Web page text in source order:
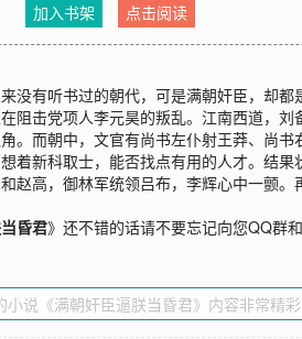
加入书架
点击阅读
没有听书过的朝代，可是满朝奸臣，却
阻击党项人李元昊的叛乱。江南西道，
。而朝中，文官有尚书左仆射王莽、尚
着新科取士，能否找点有用的人才。结
赵高，御林军统领吕布，李辉心中一颤
昏君》还不错的话请不要忘记向您QQ群